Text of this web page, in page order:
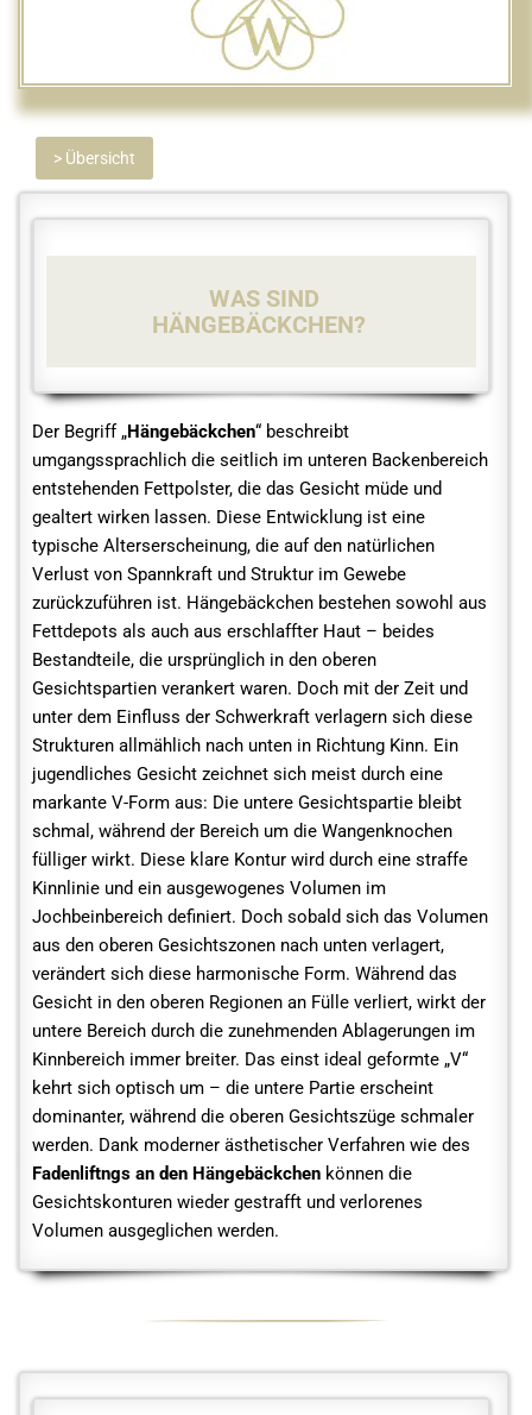
> Übersicht
WAS SIND
HÄNGEBÄCKCHEN?
Der Begriff „Hängebäckchen“ beschreibt
umgangssprachlich die seitlich im unteren Backenbereich
entstehenden Fettpolster, die das Gesicht müde und
gealtert wirken lassen. Diese Entwicklung ist eine
typische Alterserscheinung, die auf den natürlichen
Verlust von Spannkraft und Struktur im Gewebe
zurückzuführen ist. Hängebäckchen bestehen sowohl aus
Fettdepots als auch aus erschlaffter Haut – beides
Bestandteile, die ursprünglich in den oberen
Gesichtspartien verankert waren. Doch mit der Zeit und
unter dem Einfluss der Schwerkraft verlagern sich diese
Strukturen allmählich nach unten in Richtung Kinn. Ein
jugendliches Gesicht zeichnet sich meist durch eine
markante V-Form aus: Die untere Gesichtspartie bleibt
schmal, während der Bereich um die Wangenknochen
fülliger wirkt. Diese klare Kontur wird durch eine straffe
Kinnlinie und ein ausgewogenes Volumen im
Jochbeinbereich definiert. Doch sobald sich das Volumen
aus den oberen Gesichtszonen nach unten verlagert,
verändert sich diese harmonische Form. Während das
Gesicht in den oberen Regionen an Fülle verliert, wirkt der
untere Bereich durch die zunehmenden Ablagerungen im
Kinnbereich immer breiter. Das einst ideal geformte „V“
kehrt sich optisch um – die untere Partie erscheint
dominanter, während die oberen Gesichtszüge schmaler
werden. Dank moderner ästhetischer Verfahren wie des
Fadenliftngs an den Hängebäckchen können die
Gesichtskonturen wieder gestrafft und verlorenes
Volumen ausgeglichen werden.